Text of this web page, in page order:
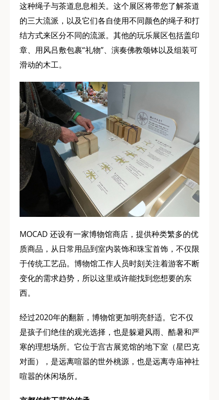
这种绳子与茶道息息相关。这个展区将带您了解茶道
的三大流派，以及它们各自使用不同颜色的绳子和打
结方式来区分不同的流派。其他的玩乐展区包括盖印
章、用风吕敷包裹“礼物”、演奏佛教颂钵以及组装可
滑动的木工。
MOCAD 还设有一家博物馆商店，提供种类繁多的优
质商品，从日常用品到室内装饰和珠宝首饰，不仅限
于传统工艺品。博物馆工作人员时刻关注着游客不断
变化的需求趋势，所以这里或许能找到您想要的东
西。
经过2020年的翻新，博物馆更加明亮舒适。它不仅
是孩子们绝佳的观光选择，也是躲避风雨、酷暑和严
寒的理想场所。它位于宫古展览馆的地下室（星巴克
对面），是远离喧嚣的世外桃源，也是远离寺庙神社
喧嚣的休闲场所。